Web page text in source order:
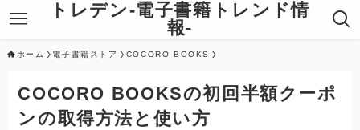
トレデン-電子書籍トレンド情
報-
ホーム 電子書籍ストア COCORO BOOKS
COCORO BOOKSの初回半額クーポ
ンの取得方法と使い方